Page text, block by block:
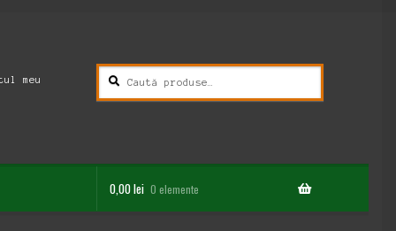
meu
Caută
după:
Caută
0,00lei 0 elemente